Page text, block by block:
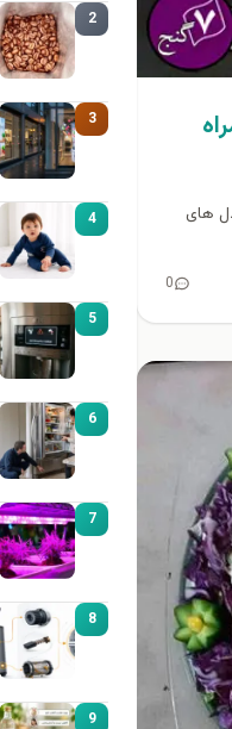
مدل های
0
2
3
4
5
6
7
8
9